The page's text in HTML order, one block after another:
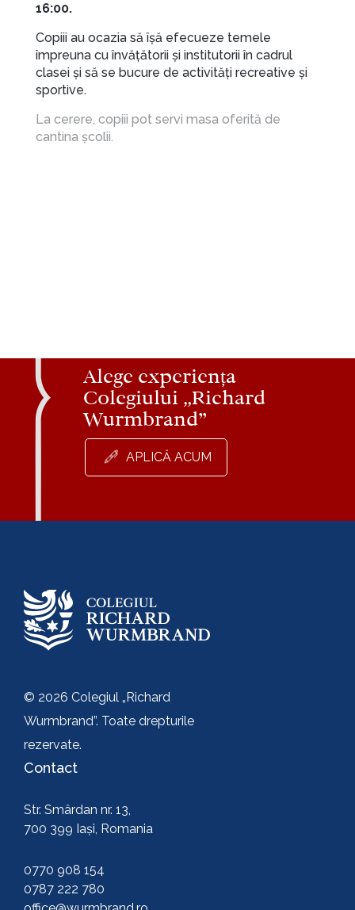
16:00.
Copiii au ocazia să îșă efecueze temele
împreuna cu învățătorii și institutorii în cadrul
clasei și să se bucure de activități recreative și
sportive.
La cerere, copiii pot servi masa oferită de
cantina școlii.
Alege experiența
Colegiului „Richard
Wurmbrand”
APLICĂ ACUM
© 2026 Colegiul „Richard
Wurmbrand”. Toate drepturile
rezervate.
Contact
Str. Smârdan nr. 13,
700 399 Iași, Romania
0770 908 154
0787 222 780